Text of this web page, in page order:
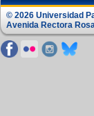
© 2026 Universidad
Avenida Rectora